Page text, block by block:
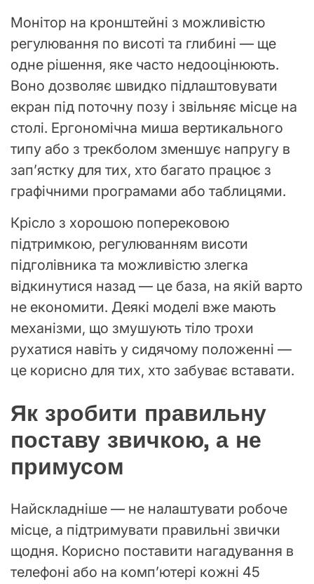
Монітор на кронштейні з можливістю
регулювання по висоті та глибині — ще
одне рішення, яке часто недооцінюють.
Воно дозволяє швидко підлаштовувати
екран під поточну позу і звільняє місце на
столі. Ергономічна миша вертикального
типу або з трекболом зменшує напругу в
зап’ястку для тих, хто багато працює з
графічними програмами або таблицями.
Крісло з хорошою поперековою
підтримкою, регулюванням висоти
підголівника та можливістю злегка
відкинутися назад — це база, на якій варто
не економити. Деякі моделі вже мають
механізми, що змушують тіло трохи
рухатися навіть у сидячому положенні —
це корисно для тих, хто забуває вставати.
Як зробити правильну
поставу звичкою, а не
примусом
Найскладніше — не налаштувати робоче
місце, а підтримувати правильні звички
щодня. Корисно поставити нагадування в
телефоні або на комп’ютері кожні 45